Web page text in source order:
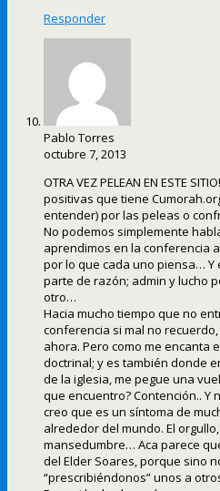
Responder
Pablo Torres
octubre 7, 2013
OTRA VEZ PELEAN EN ESTE
positivas que tiene
entender) por las peleas o
No podemos simplemente
aprendimos en la conferencia
por lo que cada uno piensa…
parte de razón; admin y lucho
otro…
Hacia mucho tiempo que no
conferencia si mal no
ahora. Pero como me encanta
doctrinal; y es también donde
de la iglesia, me pegue una
que encuentro? Contención..
creo que es un síntoma de
alrededor del mundo. El
mansedumbre… Aca parece
del Elder Soares, porque sino
“prescribiéndonos” unos a